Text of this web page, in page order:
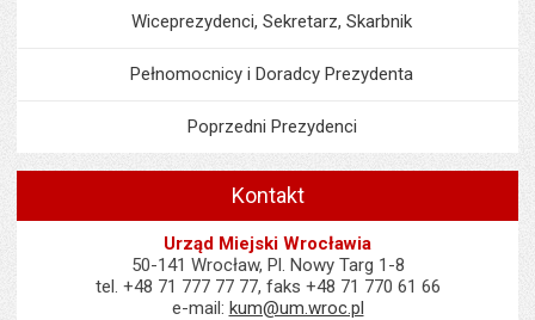
Wiceprezydenci, Sekretarz, Skarbnik
Pełnomocnicy i Doradcy Prezydenta
Poprzedni Prezydenci
Kontakt
Urząd Miejski Wrocławia
50-141 Wrocław, Pl. Nowy Targ 1-8
tel. +48 71 777 77 77, faks +48 71 770 61 66
e-mail: kum@um.wroc.pl